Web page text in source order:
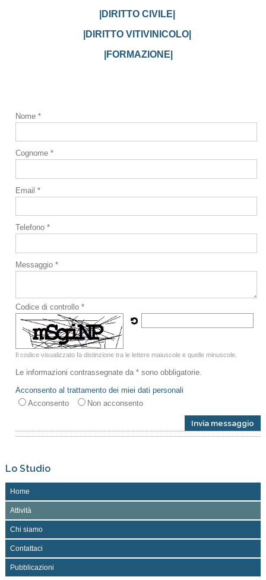
|DIRITTO CIVILE|
|DIRITTO VITIVINICOLO|
|FORMAZIONE|
Nome *
Cognome *
Email *
Telefono *
Messaggio *
Codice di controllo *
Il codice visualizzato fa distinzione tra le lettere maiuscole e quelle minuscole.
Le informazioni contrassegnate da * sono obbligatorie.
Acconsento al trattamento dei miei dati personali
Acconsento
Non acconsento
Lo Studio
Home
Attività
Chi siamo
Contattaci
Pubblicazioni